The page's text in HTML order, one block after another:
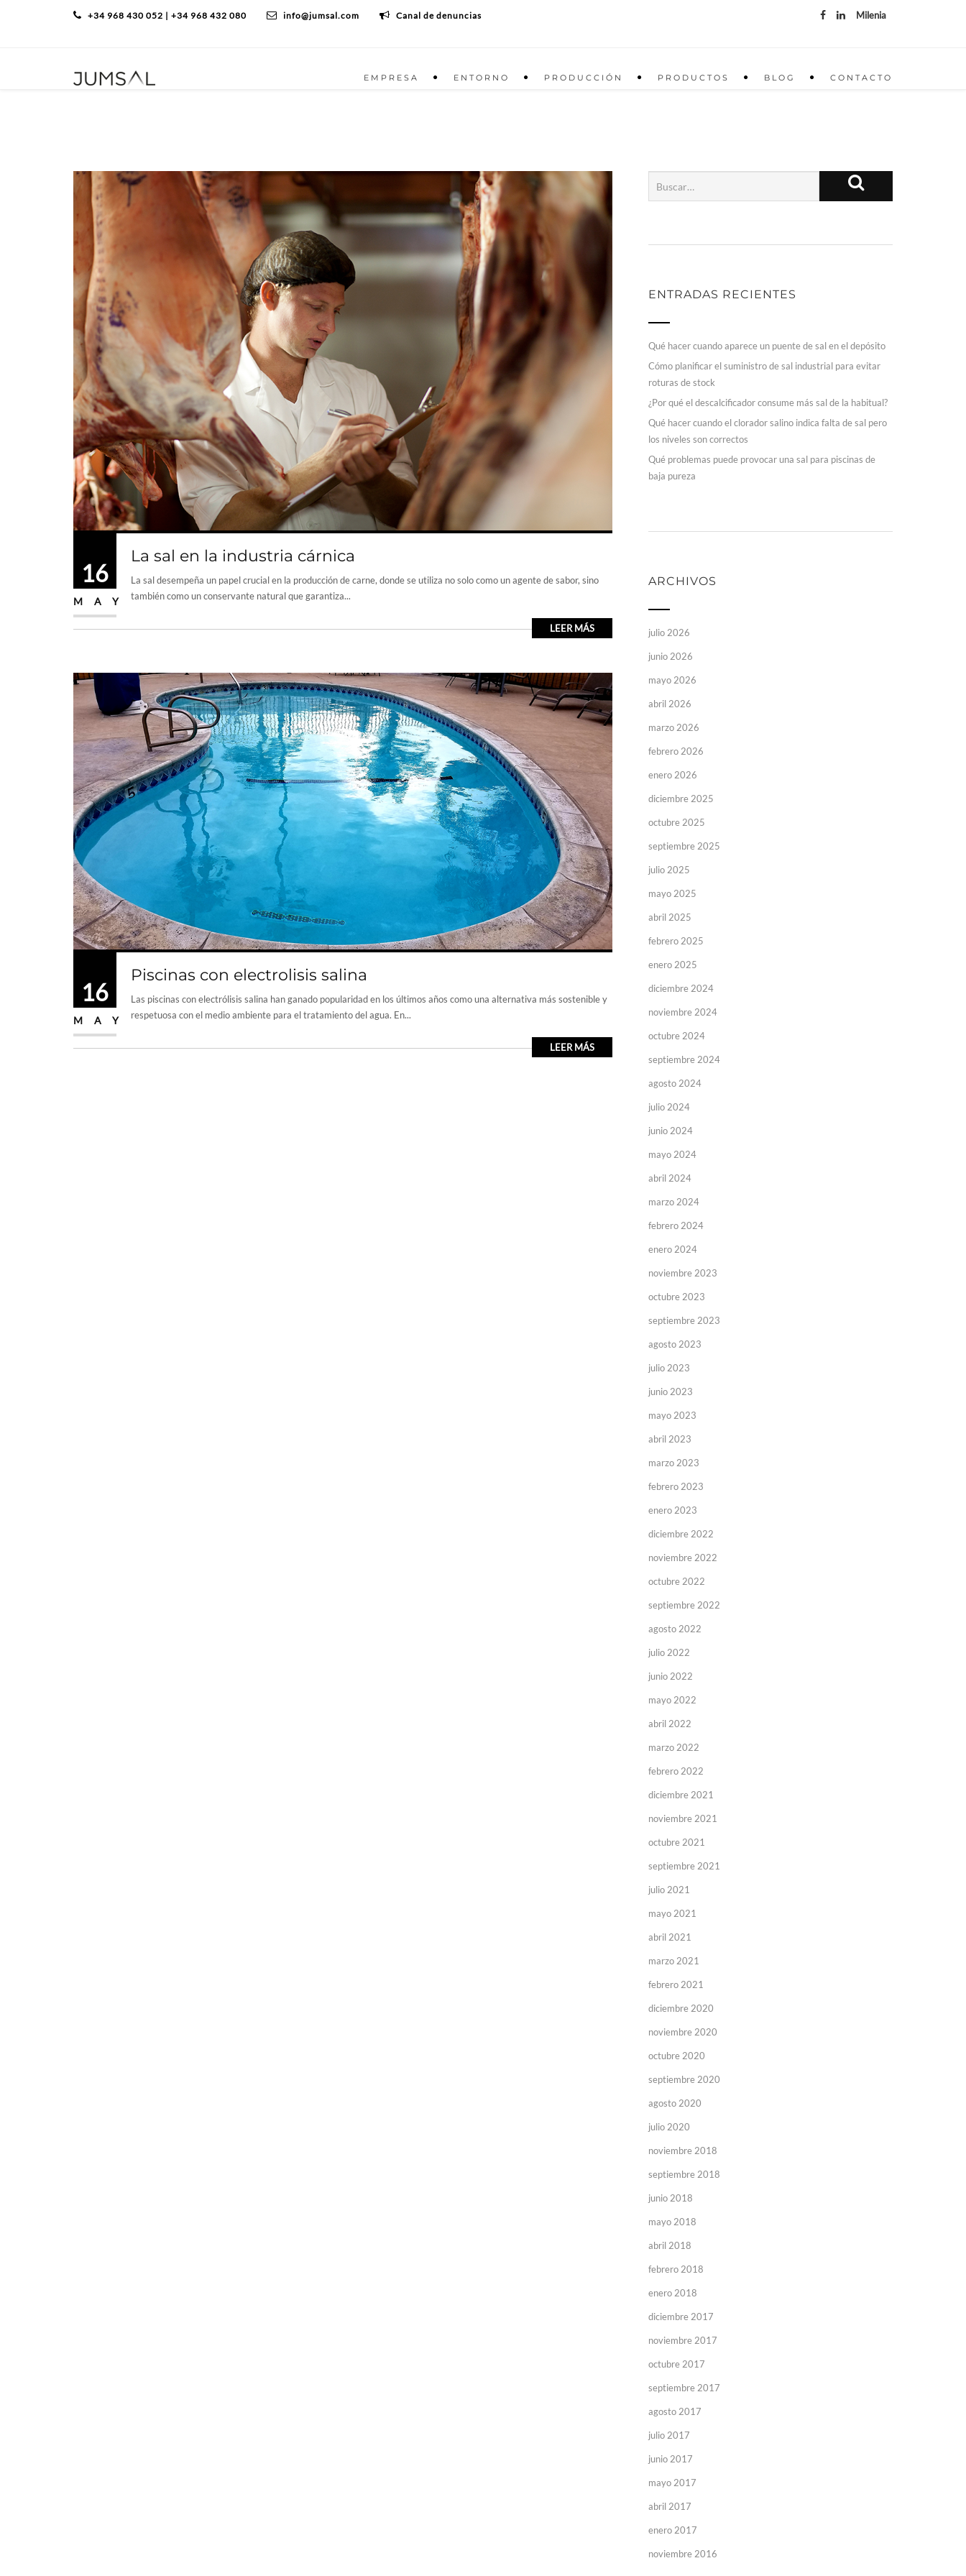
+34 968 430 052 | +34 968 432 080 info@jumsal.com Canal de denuncias Milenia
EMPRESA ENTORNO PRODUCCIÓN PRODUCTOS BLOG CONTACTO
16
MAY
La sal en la industria cárnica
La sal desempeña un papel crucial en la producción de carne, donde se utiliza no solo como un agente de sabor, sino
también como un conservante natural que garantiza...
LEER MÁS
16
MAY
Piscinas con electrolisis salina
Las piscinas con electrólisis salina han ganado popularidad en los últimos años como una alternativa más sostenible y
respetuosa con el medio ambiente para el tratamiento del agua. En...
LEER MÁS
ENTRADAS RECIENTES
Qué hacer cuando aparece un puente de sal en el depósito
Cómo planificar el suministro de sal industrial para evitar
roturas de stock
¿Por qué el descalcificador consume más sal de la habitual?
Qué hacer cuando el clorador salino indica falta de sal pero
los niveles son correctos
Qué problemas puede provocar una sal para piscinas de
baja pureza
ARCHIVOS
julio 2026
junio 2026
mayo 2026
abril 2026
marzo 2026
febrero 2026
enero 2026
diciembre 2025
octubre 2025
septiembre 2025
julio 2025
mayo 2025
abril 2025
febrero 2025
enero 2025
diciembre 2024
noviembre 2024
octubre 2024
septiembre 2024
agosto 2024
julio 2024
junio 2024
mayo 2024
abril 2024
marzo 2024
febrero 2024
enero 2024
noviembre 2023
octubre 2023
septiembre 2023
agosto 2023
julio 2023
junio 2023
mayo 2023
abril 2023
marzo 2023
febrero 2023
enero 2023
diciembre 2022
noviembre 2022
octubre 2022
septiembre 2022
agosto 2022
julio 2022
junio 2022
mayo 2022
abril 2022
marzo 2022
febrero 2022
diciembre 2021
noviembre 2021
octubre 2021
septiembre 2021
julio 2021
mayo 2021
abril 2021
marzo 2021
febrero 2021
diciembre 2020
noviembre 2020
octubre 2020
septiembre 2020
agosto 2020
julio 2020
noviembre 2018
septiembre 2018
junio 2018
mayo 2018
abril 2018
febrero 2018
enero 2018
diciembre 2017
noviembre 2017
octubre 2017
septiembre 2017
agosto 2017
julio 2017
junio 2017
mayo 2017
abril 2017
enero 2017
noviembre 2016